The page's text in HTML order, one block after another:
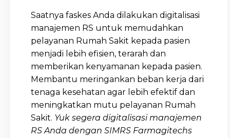
Saatnya faskes Anda dilakukan digitalisasi
manajemen RS untuk memudahkan
pelayanan Rumah Sakit kepada pasien
menjadi lebih efisien, terarah dan
memberikan kenyamanan kepada pasien.
Membantu meringankan beban kerja dari
tenaga kesehatan agar lebih efektif dan
meningkatkan mutu pelayanan Rumah
Sakit. Yuk segera digitalisasi manajemen
RS Anda dengan SIMRS Farmagitechs